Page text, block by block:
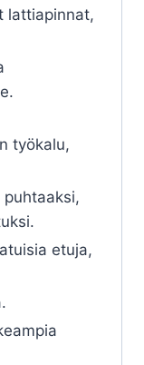
lattiapinnat,
työkalu,
etuja,